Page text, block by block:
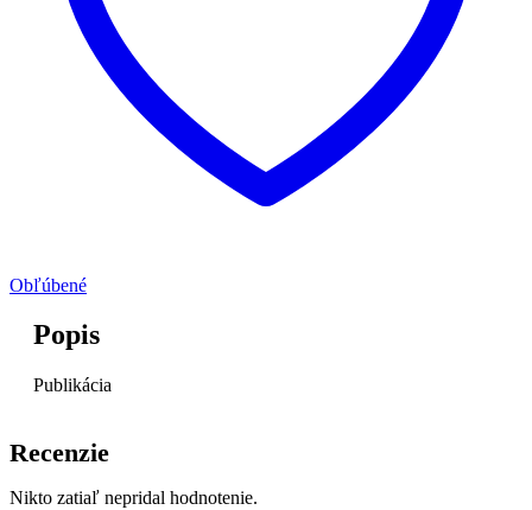
Obľúbené
Popis
Publikácia
Recenzie
Nikto zatiaľ nepridal hodnotenie.